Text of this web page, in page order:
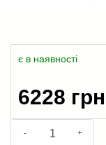
є в наявності
6228 грн
- +